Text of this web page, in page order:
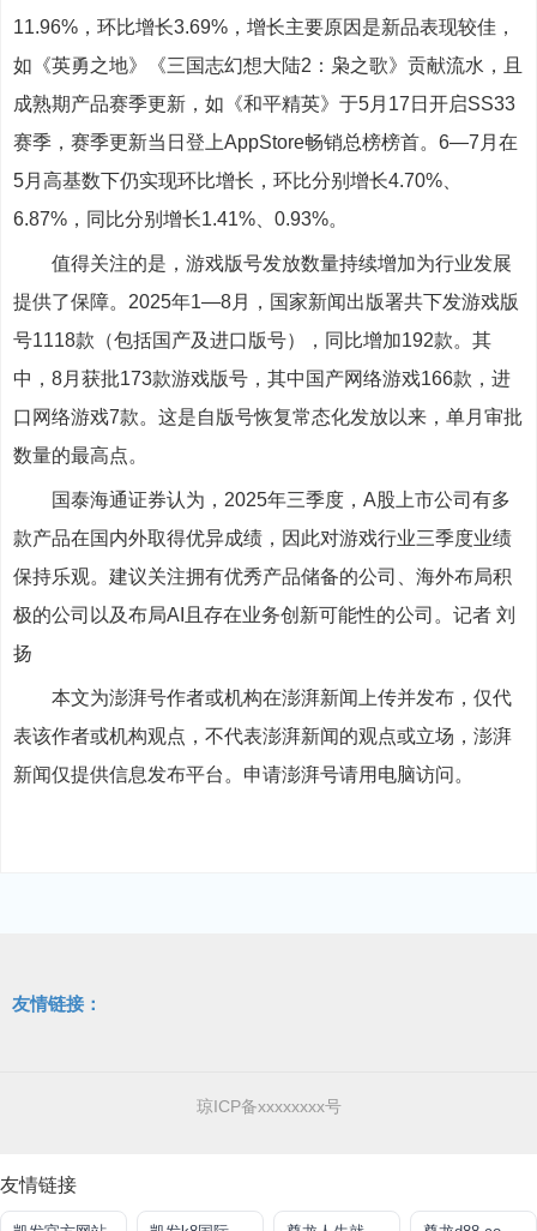
11.96%，环比增长3.69%，增长主要原因是新品表现较佳，
如《英勇之地》《三国志幻想大陆2：枭之歌》贡献流水，且
成熟期产品赛季更新，如《和平精英》于5月17日开启SS33
赛季，赛季更新当日登上AppStore畅销总榜榜首。6—7月在
5月高基数下仍实现环比增长，环比分别增长4.70%、
6.87%，同比分别增长1.41%、0.93%。
值得关注的是，游戏版号发放数量持续增加为行业发展
提供了保障。2025年1—8月，国家新闻出版署共下发游戏版
号1118款（包括国产及进口版号），同比增加192款。其
中，8月获批173款游戏版号，其中国产网络游戏166款，进
口网络游戏7款。这是自版号恢复常态化发放以来，单月审批
数量的最高点。
国泰海通证券认为，2025年三季度，A股上市公司有多
款产品在国内外取得优异成绩，因此对游戏行业三季度业绩
保持乐观。建议关注拥有优秀产品储备的公司、海外布局积
极的公司以及布局AI且存在业务创新可能性的公司。记者 刘
扬
本文为澎湃号作者或机构在澎湃新闻上传并发布，仅代
表该作者或机构观点，不代表澎湃新闻的观点或立场，澎湃
新闻仅提供信息发布平台。申请澎湃号请用电脑访问。
友情链接：
琼ICP备xxxxxxxx号
友情链接